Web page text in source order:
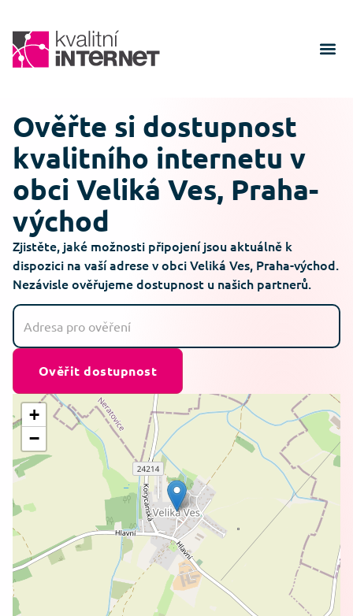
Ověřte si dostupnost
kvalitního internetu v
obci Veliká Ves, Praha-
východ
Zjistěte, jaké možnosti připojení jsou aktuálně k
dispozici na vaší adrese v obci Veliká Ves, Praha-východ.
Nezávisle ověřujeme dostupnost u našich partnerů.
Ověřit dostupnost
+
−